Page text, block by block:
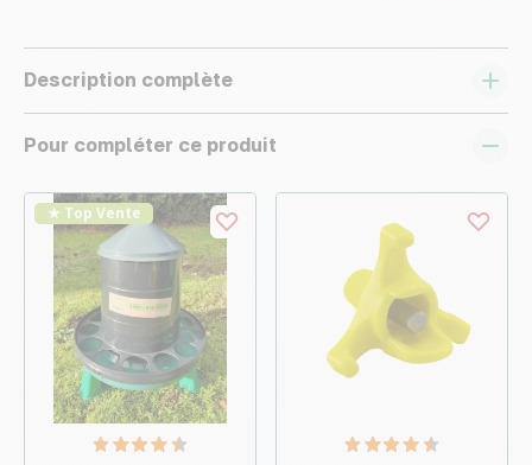
Description complète
Pour compléter ce produit
★ Top Vente